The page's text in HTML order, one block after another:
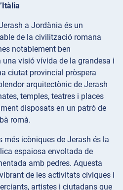
a Jordània és un
de la civilització romana
notablement ben
visió vívida de la grandesa i
ciutat provincial pròspera
arquitectònic de Jerash
temples, teatres i places
disposats en un patró de
romà.
més icòniques de Jerash és la
espaiosa envoltada de
amb pedres. Aquesta
de les activitats cíviques i
artistes i ciutadans que